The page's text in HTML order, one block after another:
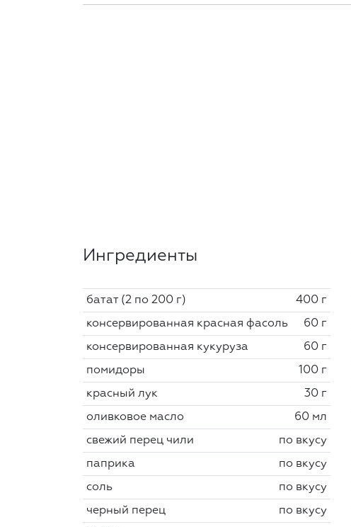
Ингредиенты
батат (2 по 200 г) 400 г
консервированная красная фасоль 60 г
консервированная кукуруза 60 г
помидоры 100 г
красный лук 30 г
оливковое масло 60 мл
свежий перец чили по вкусу
паприка по вкусу
соль по вкусу
черный перец по вкусу